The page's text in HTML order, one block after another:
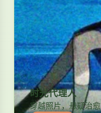
时光代理人
穿越照片，悬疑治愈